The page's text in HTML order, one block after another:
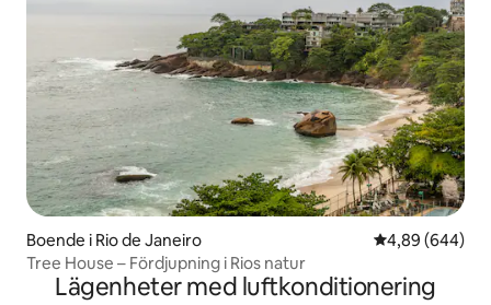
Boende i Rio de Janeiro 4,89 av 5 i
4,89 (644)
Tree House – Fördjupning i Rios natur
Lägenheter med luftkonditionering